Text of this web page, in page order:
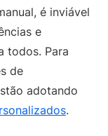
é inviável
e
todos. Para
de
adotando
.